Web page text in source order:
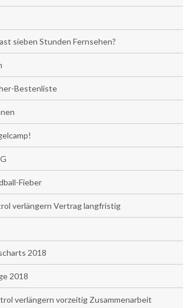
sieben Stunden Fernsehen?
Bestenliste
Fieber
verlängern Vertrag langfristig
2018
2018
verlängern vorzeitig Zusammenarbeit